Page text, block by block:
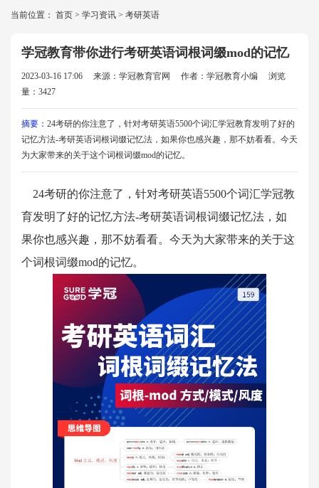
当前位置： 首页 > 学习资讯 > 考研英语
学冠教育带你进行考研英语词根词缀mod的记忆
2023-03-16 17:06 来源：学冠教育官网 作者：学冠教育小编
浏览
量：3427
摘要： 24考研的你注意了，针对考研英语5500个词汇学冠教育发明了好的
记忆方法-考研英语词根词缀记忆法，如果你也感兴趣，那不妨看看。今天
为大家带来的关于这个词根词缀mod的记忆。
24考研的你注意了，针对考研英语5500个词汇学冠教
育发明了好的记忆方法-考研英语词根词缀记忆法，如
果你也感兴趣，那不妨看看。今天为大家带来的关于这
个词根词缀mod的记忆。